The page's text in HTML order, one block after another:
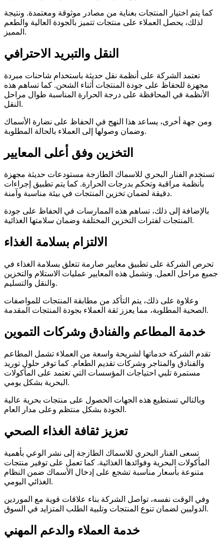
كما يتم اختيار المنتجات بعناية من مصادر موثوقة ومعتمدة. ونتيجة
لذلك، يحصل العملاء على منتجات تتميز بالجودة العالية والطعم
المميز.
النقل والتبريد الاحترافي
تعتمد الشركة على أنظمة نقل حديثة باستخدام شاحنات مبردة
مجهزة للحفاظ على جودة المنتجات أثناء الشحن. كما تساهم هذه
الأنظمة في المحافظة على درجة الحرارة المناسبة طوال مراحل
النقل.
ومن جهة أخرى، يساعد هذا النهج في الحفاظ على نضارة الأسماك
وضمان وصولها إلى العملاء بالحالة المطلوبة.
التخزين وفق أعلى المعايير
تستخدم الفنار البحري للاسماك الطازجة مستودعات حديثة مجهزة
بأنظمة مراقبة وتحكم بدرجات الحرارة. كما يتم تطبيق إجراءات
دقيقة لضمان تخزين المنتجات في بيئة مناسبة وآمنة.
بالإضافة إلى ذلك، تساهم هذه الممارسات في الحفاظ على جودة
المنتجات لفترات التخزين المختلفة وضمان سلامتها الغذائية.
الالتزام بسلامة الغذاء
تحرص الشركة على تطبيق معايير صارمة تتعلق بسلامة الغذاء في
جميع مراحل العمل. وتشمل هذه المعايير عمليات الاستلام والتخزين
والنقل والتسليم.
وعلاوة على ذلك، يتم التأكد من مطابقة المنتجات للمواصفات
الصحية المطلوبة، مما يعزز ثقة العملاء بجودة المنتجات المقدمة.
خدمة المطاعم والفنادق وشركات التموين
تقدم الشركة خدماتها لشريحة واسعة من العملاء تشمل المطاعم
والفنادق والمتاجر وشركات تقديم الطعام. كما توفر حلول توريد
مستمرة تلبي احتياجات المؤسسات التي تعتمد على المأكولات
البحرية بشكل يومي.
وبالتالي تستطيع هذه الجهات الحصول على منتجات بحرية عالية
الجودة بشكل منتظم وعلى مدار العام.
تعزيز ثقافة الغذاء الصحي
تسعى الفنار البحري للاسماك الطازجة إلى نشر الوعي بأهمية
المأكولات البحرية وفوائدها الغذائية. كما تعمل على توفير منتجات
متنوعة بأسعار مناسبة تشجع على إدخال الأسماك ضمن النظام
الغذائي اليومي.
وفي الوقت نفسه، تواصل الشركة بناء علاقات قوية مع الموردين
الدوليين لضمان تنوع المنتجات وتلبية الطلب المتزايد في السوق.
خدمة العملاء والدعم المهني